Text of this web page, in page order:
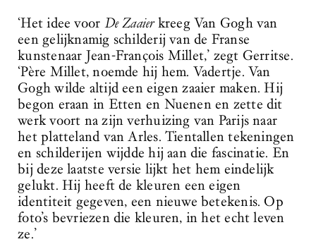
‘Het idee voor De Zaaierkreeg Van Gogh van
een gelijknamig schilderij van de Franse
kunstenaar Jean-François Millet,’ zegt Gerritse.
‘Père Millet, noemde hij hem. Vadertje. Van
Gogh wilde altijd een eigen zaaier maken. Hij
begon eraan in Etten en Nuenen en zette dit
werk voort na zijn verhuizing van Parijs naar
het platteland van Arles. Tientallen tekeningen
en schilderijen wijdde hij aan die fascinatie. En
bij deze laatste versie lijkt het hem eindelijk
gelukt. Hij heeft de kleuren een eigen
identiteit gegeven, een nieuwe betekenis. Op
foto’s bevriezen die kleuren, in het echt leven
ze.’